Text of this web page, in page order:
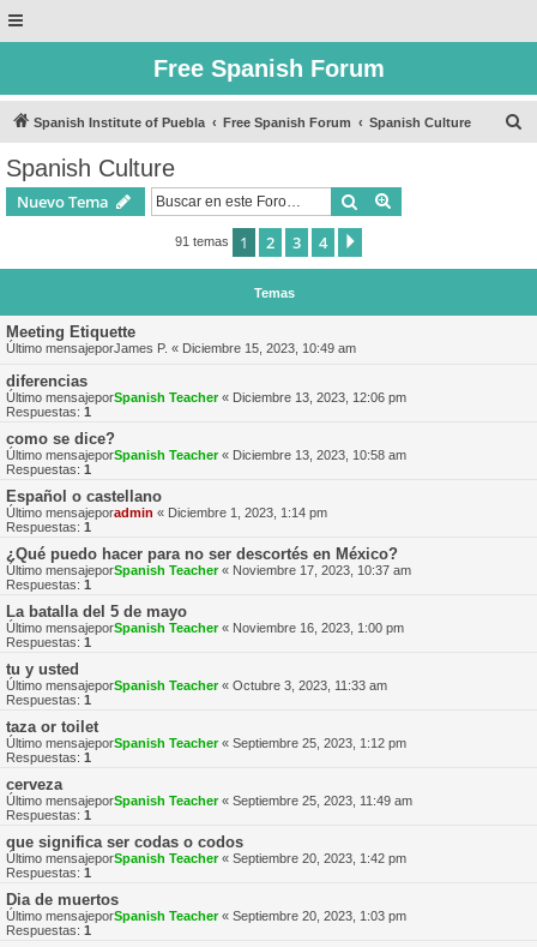
Free Spanish Forum
Spanish Institute of Puebla Free Spanish Forum Spanish Culture
Spanish Culture
Nuevo Tema Buscar
91 temas 1 2 3 4
Temas
Meeting Etiquette
Último mensajeporJames P. « Diciembre 15, 2023, 10:49 am
diferencias
Último mensajeporSpanish Teacher« Diciembre 13, 2023, 12:06 pm
Respuestas: 1
como se dice?
Último mensajeporSpanish Teacher« Diciembre 13, 2023, 10:58 am
Respuestas: 1
Español o castellano
Último mensajeporadmin « Diciembre 1, 2023, 1:14 pm
Respuestas: 1
¿Qué puedo hacer para no ser descortés en México?
Último mensajeporSpanish Teacher« Noviembre 17, 2023, 10:37 am
Respuestas: 1
La batalla del 5 de mayo
Último mensajeporSpanish Teacher« Noviembre 16, 2023, 1:00 pm
Respuestas: 1
tu y usted
Último mensajeporSpanish Teacher« Octubre 3, 2023, 11:33 am
Respuestas: 1
taza or toilet
Último mensajeporSpanish Teacher« Septiembre 25, 2023, 1:12 pm
Respuestas: 1
cerveza
Último mensajeporSpanish Teacher« Septiembre 25, 2023, 11:49 am
Respuestas: 1
que significa ser codas o codos
Último mensajeporSpanish Teacher« Septiembre 20, 2023, 1:42 pm
Respuestas: 1
Dia de muertos
Último mensajeporSpanish Teacher« Septiembre 20, 2023, 1:03 pm
Respuestas: 1